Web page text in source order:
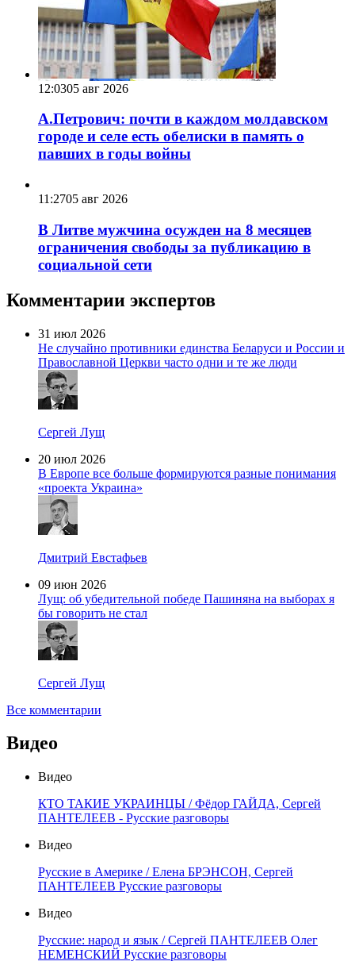
12:0305 авг 2026
А.Петрович: почти в каждом молдавском
городе и селе есть обелиски в память о
павших в годы войны
11:2705 авг 2026
В Литве мужчина осужден на 8 месяцев
ограничения свободы за публикацию в
социальной сети
Комментарии экспертов
31 июл 2026
Не случайно противники единства Беларуси и России и
Православной Церкви часто одни и те же люди
Сергей Лущ
20 июл 2026
В Европе все больше формируются разные понимания
«проекта Украина»
Дмитрий Евстафьев
09 июн 2026
Лущ: об убедительной победе Пашиняна на выборах я
бы говорить не стал
Сергей Лущ
Все комментарии
Видео
Видео
КТО ТАКИЕ УКРАИНЦЫ / Фёдор ГАЙДА, Сергей
ПАНТЕЛЕЕВ - Русские разговоры
Видео
Русские в Америке / Елена БРЭНСОН, Сергей
ПАНТЕЛЕЕВ Русские разговоры
Видео
Русские: народ и язык / Сергей ПАНТЕЛЕЕВ Олег
НЕМЕНСКИЙ Русские разговоры